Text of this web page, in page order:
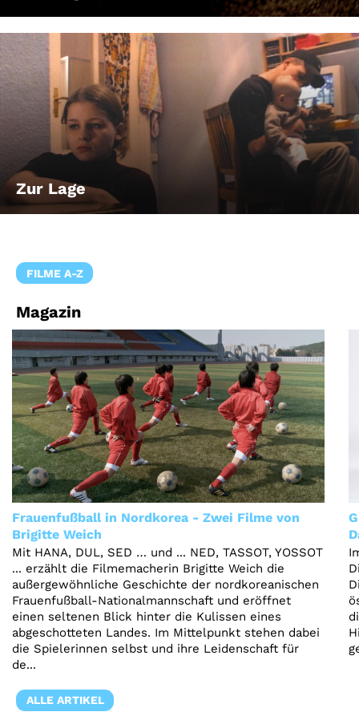
Zur Lage
FILME A-Z
Magazin
Frauenfußball in Nordkorea - Zwei Filme von
Brigitte Weich
Mit HANA, DUL, SED … und ... NED, TASSOT, YOSSOT
... erzählt die Filmemacherin Brigitte Weich die
außergewöhnliche Geschichte der nordkoreanischen
Frauenfußball-Nationalmannschaft und eröffnet
einen seltenen Blick hinter die Kulissen eines
abgeschotteten Landes. Im Mittelpunkt stehen dabei
die Spielerinnen selbst und ihre Leidenschaft für
de...
ALLE ARTIKEL